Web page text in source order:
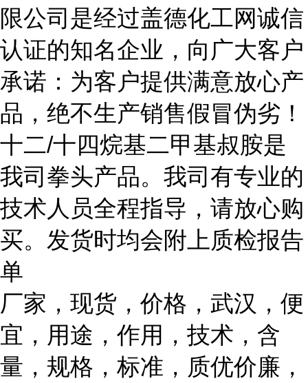
限公司是经过盖德化工网诚信
认证的知名企业，向广大客户
承诺：为客户提供满意放心产
品，绝不生产销售假冒伪劣！
十二/十四烷基二甲基叔胺是
我司拳头产品。我司有专业的
技术人员全程指导，请放心购
买。发货时均会附上质检报告
单
厂家，现货，价格，武汉，便
宜，用途，作用，技术，含
量，规格，标准，质优价廉，